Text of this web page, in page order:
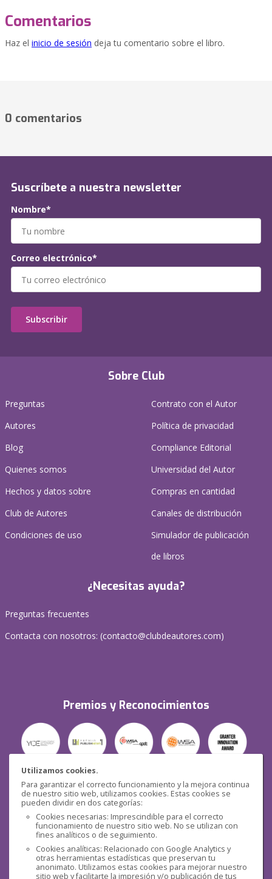
Utilizamos cookies.
Para garantizar el correcto funcionamiento y la mejora continua
de nuestro sitio web, utilizamos cookies. Estas cookies se
pueden dividir en dos categorías:
Cookies necesarias: Imprescindible para el correcto
funcionamiento de nuestro sitio web. No se utilizan con
fines analíticos o de seguimiento.
Cookies analíticas: Relacionado con Google Analytics y
otras herramientas estadísticas que preservan tu
anonimato. Utilizamos estas cookies para mejorar nuestro
sitio web y facilitarte la impresión y/o publicación de tus
Comentarios
Haz el inicio de sesión deja tu comentario sobre el libro.
0 comentarios
Sobre Club
Preguntas
Autores
Blog
Quienes somos
Hechos y datos sobre
Club de Autores
Condiciones de uso
Contrato con el Autor
Política de privacidad
Compliance Editorial
Universidad del Autor
Compras en cantidad
Canales de distribución
Simulador de publicación
de libros
¿Necesitas ayuda?
Preguntas frecuentes
Contacta con nosotros: (contacto@clubdeautores.com)
Premios y Reconocimientos
Seguridad
Redes sociales
Suscríbete a nuestra newsletter
Nombre*
Correo electrónico*
Subscribir